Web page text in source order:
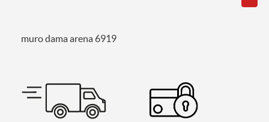
muro dama arena 6919